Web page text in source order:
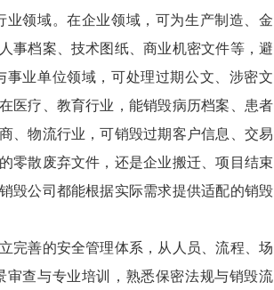
领域。在企业领域，可为生产制造、金
事档案、技术图纸、商业机密文件等，避
业单位领域，可处理过期公文、涉密文
医疗、教育行业，能销毁病历档案、患者
、物流行业，可销毁过期客户信息、交易
零散废弃文件，还是企业搬迁、项目结束
毁公司都能根据实际需求提供适配的销毁
完善的安全管理体系，从人员、流程、场
查与专业培训，熟悉保密法规与销毁流